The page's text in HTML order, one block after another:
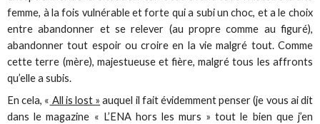
femme, à la fois vulnérable et forte qui a subi un choc, et a le choix
entre abandonner et se relever (au propre comme au figuré),
abandonner tout espoir ou croire en la vie malgré tout. Comme
cette terre (mère), majestueuse et fière, malgré tous les affronts
qu’elle a subis.
En cela, « All is lost » auquel il fait évidemment penser (je vous ai dit
dans le magazine « L’ENA hors les murs » tout le bien que j’en